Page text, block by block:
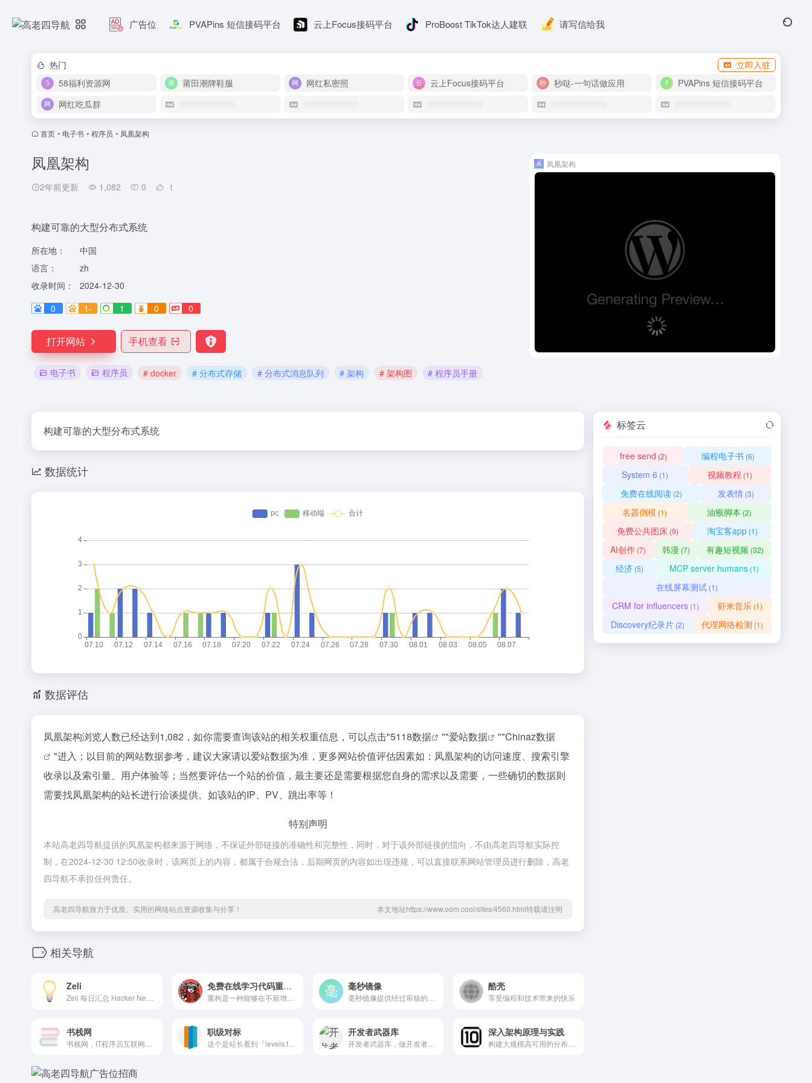
广告位 PVAPins 短信接码平台 云上Focus接码平台 ProBoost TikTok达人建联 请写信给我
热门
立即入驻
58福利资源网
莆田潮牌鞋服 网红私密照 云上Focus接码平台 秒哒-一句话做应用
PVAPins 短信接码平台
网红吃瓜群
首页 • 电子书 • 程序员 • 凤凰架构
凤凰架构
2年前更新 1,082 0 1
构建可靠的大型分布式系统
所在地：
中国
语言：
zh
收录时间：
2024-12-30
0
1- 1 0 0
打开网站 手机查看
电子书 程序员 # docker # 分布式存储 # 分布式消息队列 # 架构 # 架构图 # 程序员手册
凤凰架构
构建可靠的大型分布式系统
数据统计
数据评估
凤凰架构浏览人数已经达到1,082，如你需要查询该站的相关权重信息，可以点击"5118数据 ""爱站数据 ""Chinaz数据
"进入；以目前的网站数据参考，建议大家请以爱站数据为准，更多网站价值评估因素如：凤凰架构的访问速度、搜索引擎
收录以及索引量、用户体验等；当然要评估一个站的价值，最主要还是需要根据您自身的需求以及需要，一些确切的数据则
需要找凤凰架构的站长进行洽谈提供。如该站的IP、PV、跳出率等！
特别声明
本站高老四导航提供的凤凰架构都来源于网络，不保证外部链接的准确性和完整性，同时，对于该外部链接的指向，不由高老四导航实际控
制，在2024-12-30 12:50收录时，该网页上的内容，都属于合规合法，后期网页的内容如出现违规，可以直接联系网站管理员进行删除，高老
四导航不承担任何责任。
高老四导航致力于优质、实用的网络站点资源收集与分享！ 本文地址https://www.oom.cool/sites/4560.html转载请注明
相关导航
Zeli 免费在线学习代码重构和设计模式
重构是一种能够在不新增功能的情况下改善代码的可控过程。设计模式是软件设计中常见问题的典型解决方案。立即开始学习！
毫秒镜像 酷壳
享受编程和技术带来的快乐
书栈网 职级对标
这个是站长看到「levels.fyi...
开发者武器库
开发者武器库，做开发者最专业最好用的专业工具箱
深入架构原理与实践
标签云
free send (2) 编程电子书 (6)
System 6 (1) 视频教程 (1)
免费在线阅读(2) 发表情(3)
名器倒模 (1) 油猴脚本 (2)
免费公共图床(9) 淘宝客app(1)
AI创作 (7) 韩漫 (7) 有趣短视频(32)
经济(5) MCP server humans(1)
在线屏幕测试 (1)
CRM for influencers(1) 虾米音乐(1)
Discovery纪录片 (2) 代理网络检测 (1)